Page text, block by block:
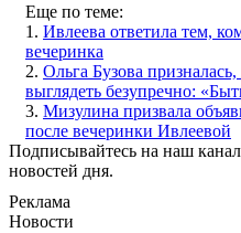
Еще по теме:
1. Ивлеева ответила тем,
вечеринка
2. Ольга Бузова призналась,
выглядеть безупречно:
3. Мизулина призвала
после вечеринки Ивлеевой
Подписывайтесь на наш
новостей дня.
Реклама
Новости